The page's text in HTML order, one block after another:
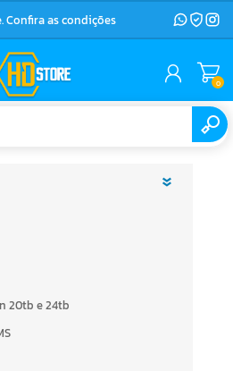
Confira as condições
0
20tb e 24tb